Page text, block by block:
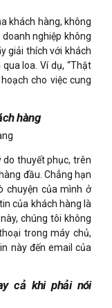
khách hàng, không
nghiệp không
giải thích với khách
loa. Ví dụ, “Thật
cho việc cung
hàng
do thuyết phục, trên
đầu. Chẳng hạn
chuyện của mình ở
của khách hàng là
chúng tôi không
trong máy chủ,
này đến email của
cả khi phải nói